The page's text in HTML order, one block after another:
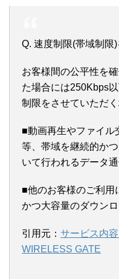
Q. 速度制限(帯域制限
お客様間の公平性を
た場合には250Kbps
制限をさせていただく
■動画再生やファイル
等、帯域を継続的か
いて行われるデータ
■他のお客様のご利用
かつ大容量のダウン
引用元： サービス内
WIRELESS GATE